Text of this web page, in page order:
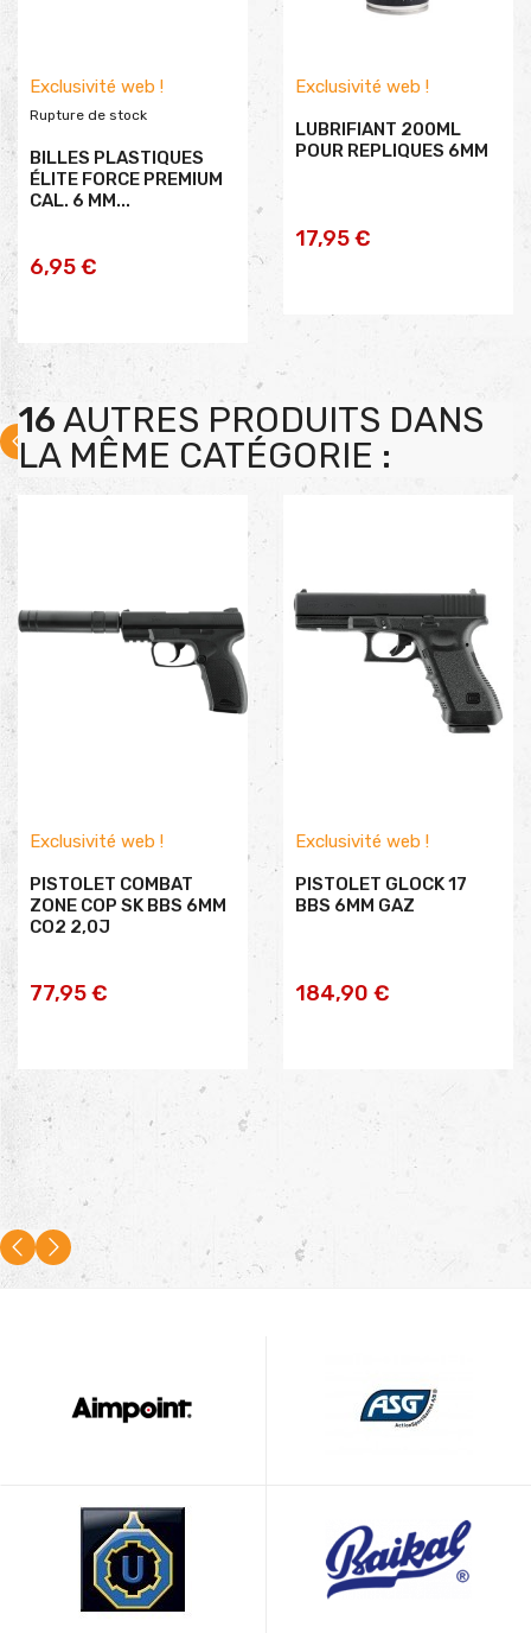
Exclusivité web !
Rupture de stock
BILLES PLASTIQUES
ÉLITE FORCE PREMIUM
CAL. 6 MM...
6,95 €
Exclusivité web !
LUBRIFIANT 200ML
POUR REPLIQUES 6MM
17,95 €
AJOUTER AU PANIER
16AUTRES PRODUITS DANS
LA MÊME CATÉGORIE :
Exclusivité web !
PISTOLET COMBAT
ZONE COP SK BBS 6MM
CO2 2,0J
77,95 €
AJOUTER AU PANIER
Exclusivité web !
PISTOLET GLOCK 17
BBS 6MM GAZ
184,90 €
AJOUTER AU PANIER